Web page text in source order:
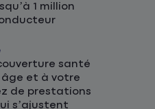
1 million
santé
et à votre
de prestations
s’ajustent